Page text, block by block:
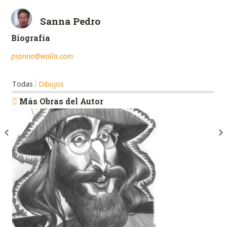
Sanna Pedro
Biografía
psanna@walla.com
Todas Dibujos
Más Obras del Autor